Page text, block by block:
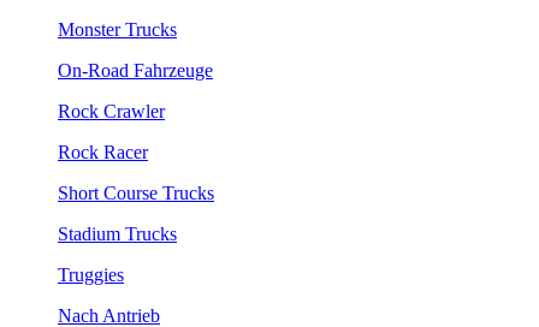
Monster Trucks
On-Road Fahrzeuge
Rock Crawler
Rock Racer
Short Course Trucks
Stadium Trucks
Truggies
Nach Antrieb